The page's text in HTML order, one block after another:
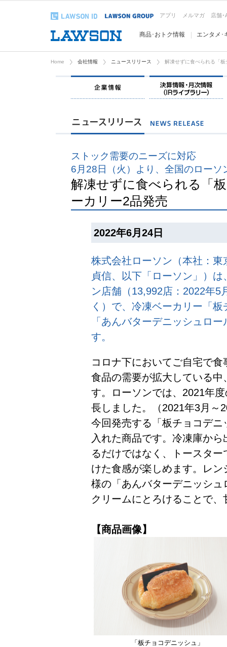
アプリ メルマガ 店舗･
商品･おトク情報 エンタメ･
Home 会社情報 ニュースリリース 解凍せずに食べられる「
企業情報
ストック需要のニーズに対応
6月28日（火）より、全国のローソ
解凍せずに食べられる「
ーカリー2品発売
2022年6月24日
株式会社ローソン（本社：
貞信、以下「ローソン」）
ン店舗（13,992店：2022年5
く）で、冷凍ベーカリー「
「あんバターデニッシュロ
す。
コロナ下においてご自宅で
食品の需要が拡大している
す。ローソンでは、2021年
長しました。（2021年3月～
今回発売する「板チョコデ
入れた商品です。冷凍庫か
るだけではなく、トースタ
けた食感が楽しめます。レ
様の「あんバターデニッシ
クリームにとろけることで
【商品画像】
「板チョコデニッシュ」